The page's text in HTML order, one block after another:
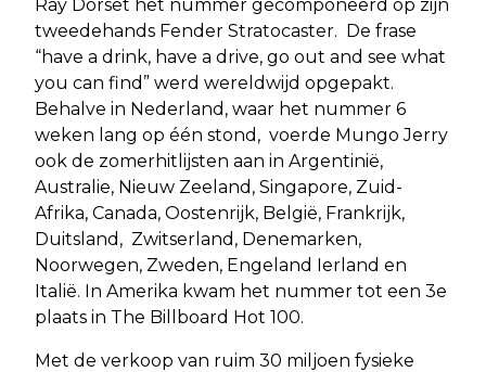
Ray Dorset het nummer gecomponeerd op zijn
tweedehands Fender Stratocaster. De frase
“have a drink, have a drive, go out and see what
you can find” werd wereldwijd opgepakt.
Behalve in Nederland, waar het nummer 6
weken lang op één stond, voerde Mungo Jerry
ook de zomerhitlijsten aan in Argentinië,
Australie, Nieuw Zeeland, Singapore, Zuid-
Afrika, Canada, Oostenrijk, België, Frankrijk,
Duitsland, Zwitserland, Denemarken,
Noorwegen, Zweden, Engeland Ierland en
Italië. In Amerika kwam het nummer tot een 3e
plaats in The Billboard Hot 100.
Met de verkoop van ruim 30 miljoen fysieke